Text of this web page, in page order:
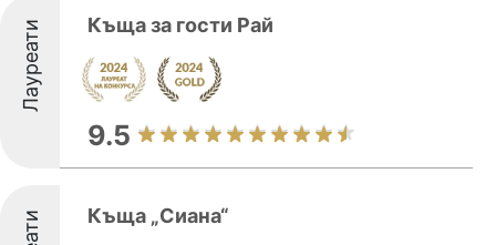
Лауреати Къща за гости Рай
9.5
Къща „Сиана“